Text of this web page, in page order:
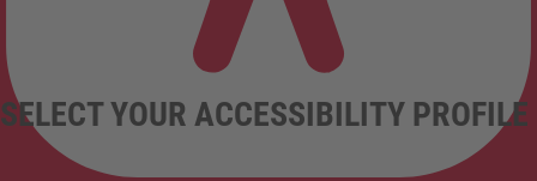
SELECT YOUR ACCESSIBILITY PROFILE